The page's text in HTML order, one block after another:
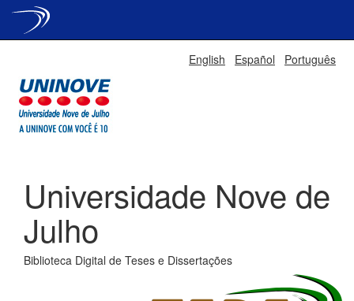
English Español Português
Universidade Nove de
Julho
Biblioteca Digital de Teses e Dissertações